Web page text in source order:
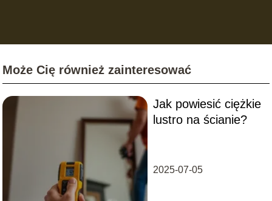
Może Cię również zainteresować
Jak powiesić ciężkie
lustro na ścianie?
2025-07-05